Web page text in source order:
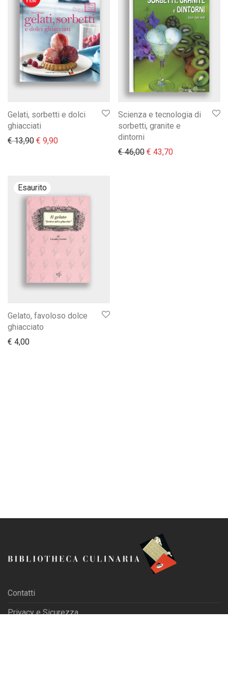
Gelati, sorbetti e dolci
ghiacciati
€13,90 Il prezzo originale era: € 13,90.
€ 9,90Il prezzo attuale è: € 9,90.
Scienza e tecnologia di
sorbetti, granite e
dintorni
€46,00 Il prezzo originale era:
€ 43,70Il prezzo
Gelato, favoloso dolce
ghiacciato
€ 4,00
Contatti
Privacy e Sicurezza